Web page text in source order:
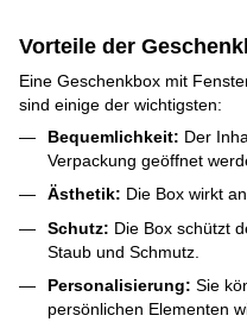
Vorteile der
Eine Geschenkbox mit
sind einige der wichtigsten:
Bequemlichkeit: Der
Verpackung geöffnet
Ästhetik: Die Box wirkt
Schutz: Die Box schützt
Staub und Schmutz.
Personalisierung: Sie
persönlichen Elementen